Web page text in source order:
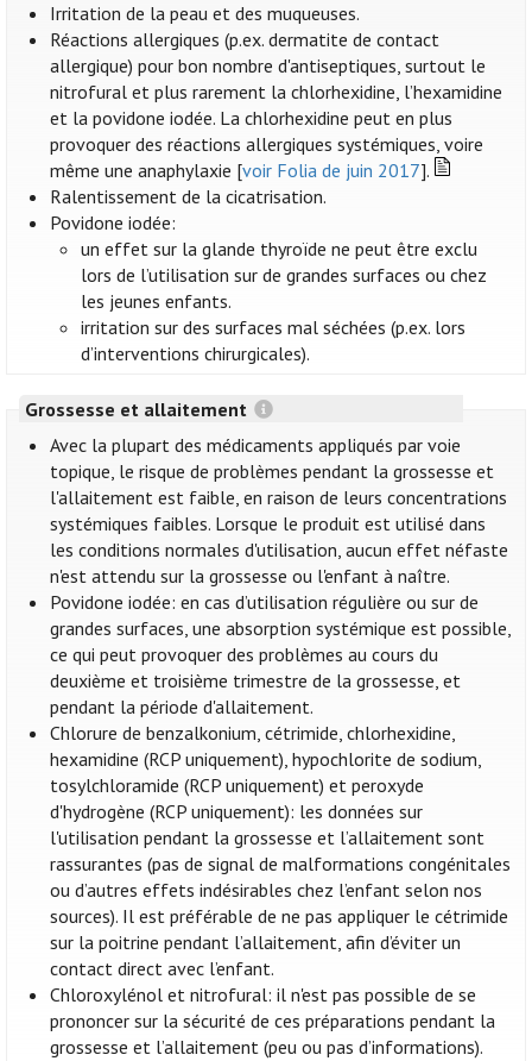
Irritation de la peau et des muqueuses.
Réactions allergiques (p.ex. dermatite de contact
allergique) pour bon nombre d'antiseptiques, surtout le
nitrofural et plus rarement la chlorhexidine, l’hexamidine
et la povidone iodée. La chlorhexidine peut en plus
provoquer des réactions allergiques systémiques, voire
même une anaphylaxie [voir Folia de juin 2017].
Ralentissement de la cicatrisation.
Povidone iodée:
un effet sur la glande thyroïde ne peut être exclu
lors de l’utilisation sur de grandes surfaces ou chez
les jeunes enfants.
irritation sur des surfaces mal séchées (p.ex. lors
d’interventions chirurgicales).
Grossesse et allaitement
Avec la plupart des médicaments appliqués par voie
topique, le risque de problèmes pendant la grossesse et
l'allaitement est faible, en raison de leurs concentrations
systémiques faibles. Lorsque le produit est utilisé dans
les conditions normales d'utilisation, aucun effet néfaste
n'est attendu sur la grossesse ou l'enfant à naître.
Povidone iodée: en cas d’utilisation régulière ou sur de
grandes surfaces, une absorption systémique est possible,
ce qui peut provoquer des problèmes au cours du
deuxième et troisième trimestre de la grossesse, et
pendant la période d'allaitement.
Chlorure de benzalkonium, cétrimide, chlorhexidine,
hexamidine (RCP uniquement), hypochlorite de sodium,
tosylchloramide (RCP uniquement) et peroxyde
d'hydrogène (RCP uniquement): les données sur
l'utilisation pendant la grossesse et l’allaitement sont
rassurantes (pas de signal de malformations congénitales
ou d’autres effets indésirables chez l’enfant selon nos
sources). Il est préférable de ne pas appliquer le cétrimide
sur la poitrine pendant l’allaitement, afin d’éviter un
contact direct avec l’enfant.
Chloroxylénol et nitrofural: il n'est pas possible de se
prononcer sur la sécurité de ces préparations pendant la
grossesse et l’allaitement (peu ou pas d’informations).